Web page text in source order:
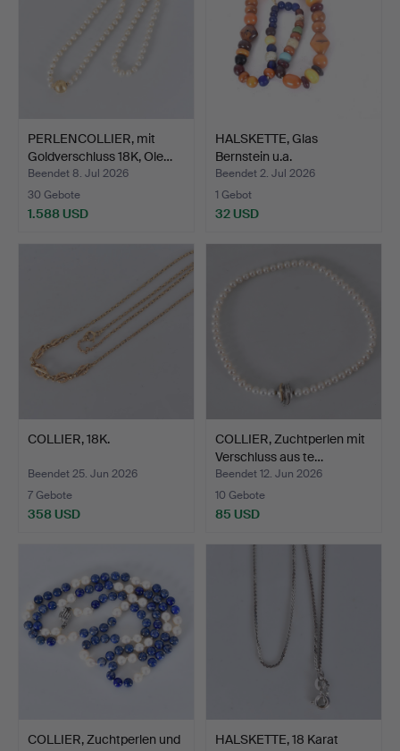
PERLENCOLLIER, mit
Goldverschluss 18K, Ole…
Beendet 8. Jul 2026
30 Gebote
1.588 USD
HALSKETTE, Glas
Bernstein u.a.
Beendet 2. Jul 2026
1 Gebot
32 USD
COLLIER, 18K.
Beendet 25. Jun 2026
7 Gebote
358 USD
COLLIER, Zuchtperlen mit
Verschluss aus te…
Beendet 12. Jun 2026
10 Gebote
85 USD
COLLIER, Zuchtperlen und
HALSKETTE, 18 Karat